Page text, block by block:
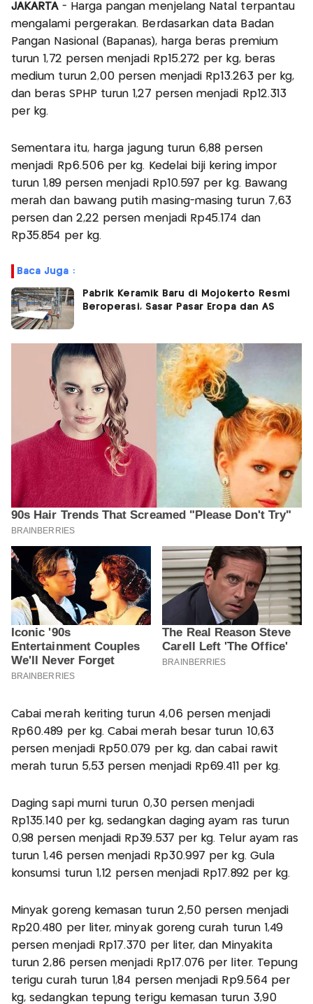
JAKARTA - Harga pangan menjelang Natal terpantau
mengalami pergerakan. Berdasarkan data Badan
Pangan Nasional (Bapanas), harga beras premium
turun 1,72 persen menjadi Rp15.272 per kg, beras
medium turun 2,00 persen menjadi Rp13.263 per kg,
dan beras SPHP turun 1,27 persen menjadi Rp12.313
per kg.
Sementara itu, harga jagung turun 6,88 persen
menjadi Rp6.506 per kg. Kedelai biji kering impor
turun 1,89 persen menjadi Rp10.597 per kg. Bawang
merah dan bawang putih masing-masing turun 7,63
persen dan 2,22 persen menjadi Rp45.174 dan
Rp35.854 per kg.
Baca Juga :
Pabrik Keramik Baru di Mojokerto Resmi
Beroperasi, Sasar Pasar Eropa dan AS
Cabai merah keriting turun 4,06 persen menjadi
Rp60.489 per kg. Cabai merah besar turun 10,63
persen menjadi Rp50.079 per kg, dan cabai rawit
merah turun 5,53 persen menjadi Rp69.411 per kg.
Daging sapi murni turun 0,30 persen menjadi
Rp135.140 per kg, sedangkan daging ayam ras turun
0,98 persen menjadi Rp39.537 per kg. Telur ayam ras
turun 1,46 persen menjadi Rp30.997 per kg. Gula
konsumsi turun 1,12 persen menjadi Rp17.892 per kg.
Minyak goreng kemasan turun 2,50 persen menjadi
Rp20.480 per liter, minyak goreng curah turun 1,49
persen menjadi Rp17.370 per liter, dan Minyakita
turun 2,86 persen menjadi Rp17.076 per liter. Tepung
terigu curah turun 1,84 persen menjadi Rp9.564 per
kg, sedangkan tepung terigu kemasan turun 3,90